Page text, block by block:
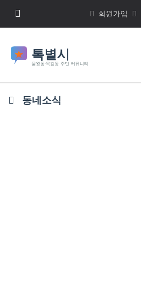
메뉴 버튼 회원가입
동네소식